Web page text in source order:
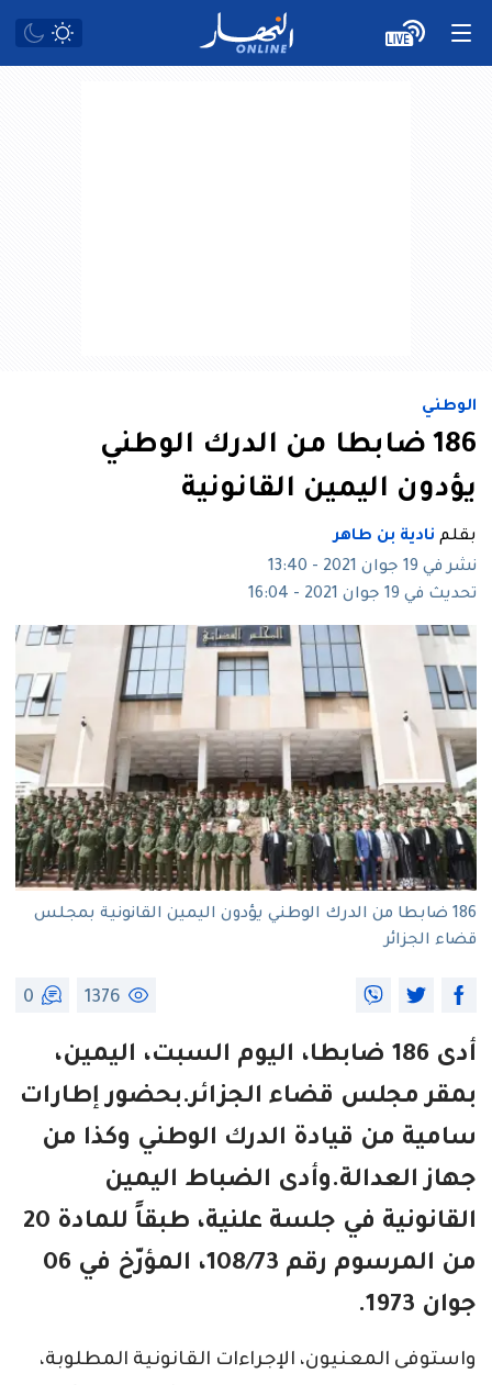
الوطني
186 ضابطا من الدرك الوطني
يؤدون اليمين القانونية
بقلم نادية بن طاهر
نشر في 19 جوان 2021 - 13:40
تحديث في 19 جوان 2021 - 16:04
186 ضابطا من الدرك الوطني يؤدون اليمين القانونية بمجلس
قضاء الجزائر
1376
0
أدى 186 ضابطا، اليوم السبت، اليمين،
بمقر مجلس قضاء الجزائر.بحضور إطارات
سامية من قيادة الدرك الوطني وكذا من
جهاز العدالة.وأدى الضباط اليمين
القانونية
في جلسة علنية، طبقاً للمادة 20
من المرسوم رقم 108/73، المؤرّخ في 06
جوان 1973.
واستوفى المعنيون، الإجراءات القانونية المطلوبة،